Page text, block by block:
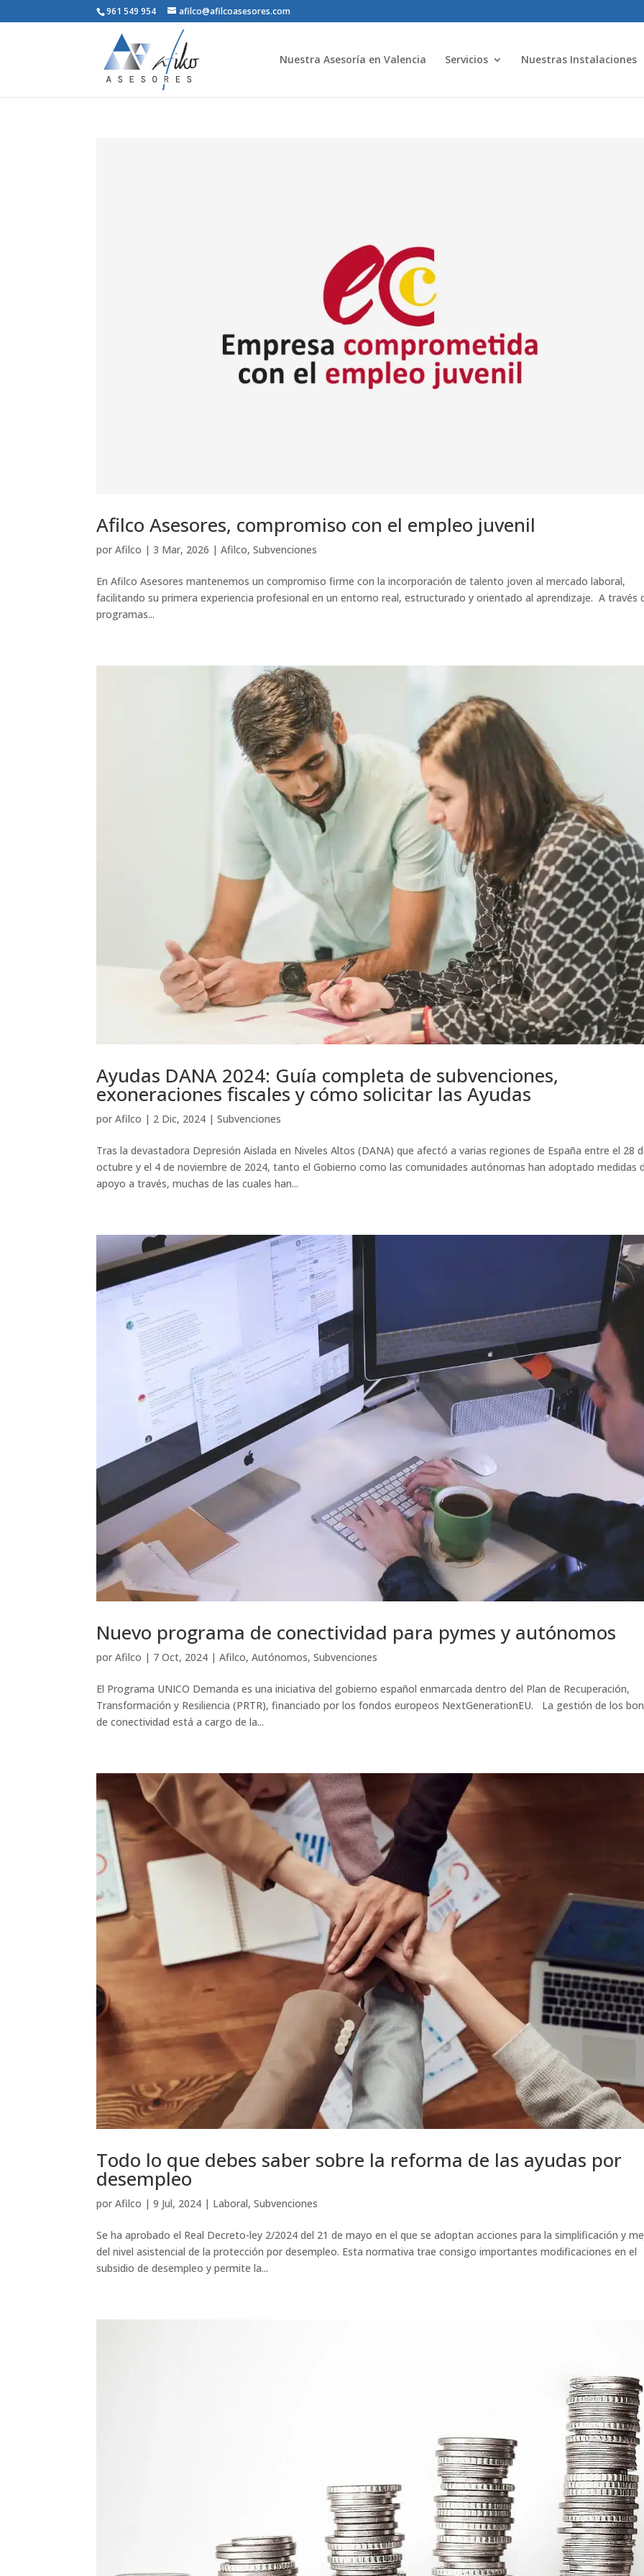
961 549 954 afilco@afilcoasesores.com
Nuestra Asesoría en Valencia Servicios Nuestras Instalaciones
Afilco Asesores, compromiso con el empleo juvenil
porAfilco |3 Mar, 2026 |Afilco,Subvenciones
En Afilco Asesores mantenemos un compromiso firme con la incorporación de talento joven al mercado laboral,
facilitando su primera experiencia profesional en un entorno real, estructurado y orientado al aprendizaje. A través
programas...
Ayudas DANA 2024: Guía completa de subvenciones,
exoneraciones fiscales y cómo solicitar las Ayudas
porAfilco | 2 Dic, 2024 |Subvenciones
Tras la devastadora Depresión Aislada en Niveles Altos (DANA) que afectó a varias regiones de España entre el 28
octubre y el 4 de noviembre de 2024, tanto el Gobierno como las comunidades autónomas han adoptado medidas
apoyo a través, muchas de las cuales han...
Nuevo programa de conectividad para pymes y autónomos
porAfilco | 7 Oct, 2024 |Afilco,Autónomos,Subvenciones
El Programa UNICO Demanda es una iniciativa del gobierno español enmarcada dentro del Plan de Recuperación,
Transformación y Resiliencia (PRTR), financiado por los fondos europeos NextGenerationEU. La gestión de los
de conectividad está a cargo de la...
Todo lo que debes saber sobre la reforma de las ayudas por
desempleo
porAfilco |9 Jul, 2024 | Laboral,Subvenciones
Se ha aprobado el Real Decreto-ley 2/2024 del 21 de mayo en el que se adoptan acciones para la simplificación y
del nivel asistencial de la protección por desempleo. Esta normativa trae consigo importantes modificaciones en el
subsidio de desempleo y permite la...